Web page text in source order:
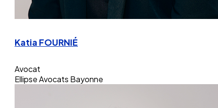
Katia FOURNIÉ
Avocat
Ellipse Avocats Bayonne